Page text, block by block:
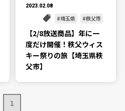
2023.02.08
埼玉県 秩父市
【2/8放送商品】年に一
度だけ開催！秩父ウィス
キー祭りの旅【埼玉県秩
父市】
1